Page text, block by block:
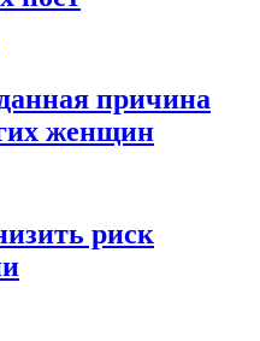
причина
женщин
риск